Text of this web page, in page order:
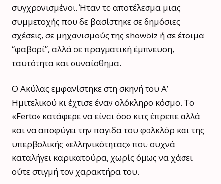
συγχρονισμένοι. Ήταν το αποτέλεσμα μιας
συμμετοχής που δε βασίστηκε σε δημόσιες
σχέσεις, σε μηχανισμούς της showbiz ή σε έτοιμα
“φαβορί”, αλλά σε πραγματική έμπνευση,
ταυτότητα και συναίσθημα.
Ο Ακύλας εμφανίστηκε στη σκηνή του Α’
Ημιτελικού κι έχτισε έναν ολόκληρο κόσμο. Το
«Ferto» κατάφερε να είναι όσο κιτς έπρεπε αλλά
και να αποφύγει την παγίδα του φολκλόρ και της
υπερβολικής «ελληνικότητας» που συχνά
καταλήγει καρικατούρα, χωρίς όμως να χάσει
ούτε στιγμή τον χαρακτήρα του.